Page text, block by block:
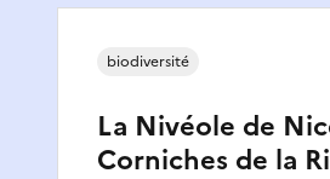
La Nivéole de
Corniches de la
biodiversité